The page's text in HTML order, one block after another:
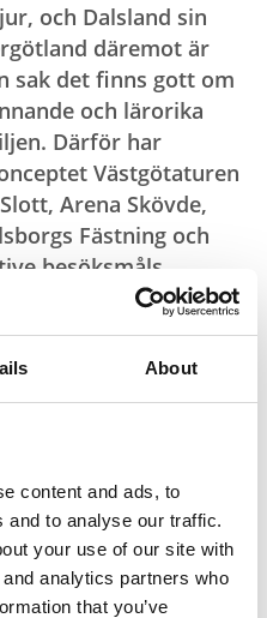
About
content and ads, to
and to analyse our traffic.
your use of our site with
analytics partners who
that you’ve
och Dalsland sin
däremot är
sak det finns gott om
och lärorika
Därför har
Västgötaturen
Arena Skövde,
Fästning och
besöksmåls
inriktning och profil till
Västgötaturen
än vad varje besöksmål
till
flera av platserna
finns en massa skoj,
geografiskt område.